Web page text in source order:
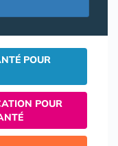
POUR
POUR